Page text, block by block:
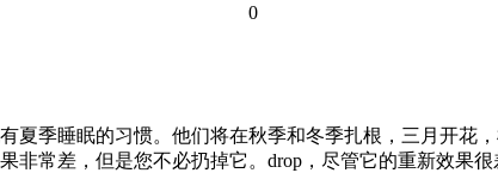
0
夏季睡眠的习惯。他们将在秋季和冬季扎根，三月开花
非常差，但是您不必扔掉它。drop，尽管它的重新效果